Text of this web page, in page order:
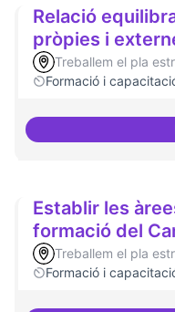
Relació
pròpies i
Treballem el pla
Formació i
Establir les
formació del
Treballem el pla
Formació i